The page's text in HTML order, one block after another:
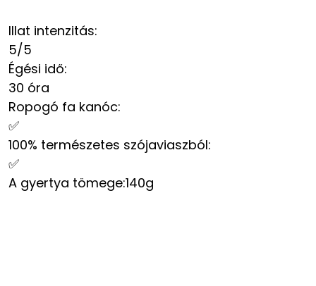
Illat intenzitás:
5/5
Égési idő:
30 óra
Ropogó fa kanóc:
✅
100% természetes szójaviaszból:
✅
A gyertya tömege:140g